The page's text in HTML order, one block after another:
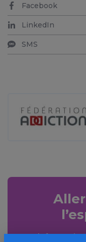
Facebook
LinkedIn
SMS